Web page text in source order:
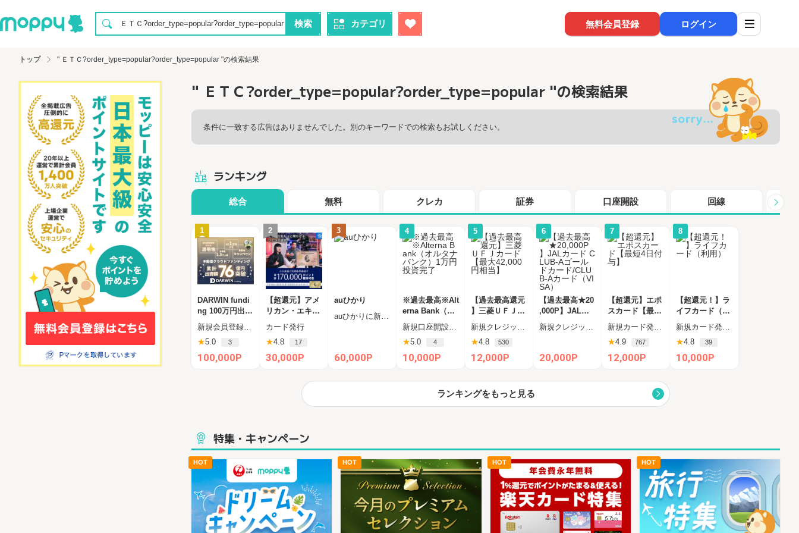
検索 カテゴリ 無料会員登録 ログイン
トップ " ＥＴＣ?order_type=popular?order_type=popular "の検索結果
" ＥＴＣ?order_type=popular?order_type=popular "の検索結果
条件に一致する広告はありませんでした。別のキーワードでの検索もお試しください。
ランキング
総合 無料 クレカ 証券 口座開設 回線
1
DARWIN fundi
ng 100万円出資
完了（ダーウィ
ンファンディン
グ）
新規会員登録後、60日以内の新規投資完了（一括100万円）
★5.0 3
100,000P
2
【超還元】アメ
リカン・エキス
プレス・ビジネ
ス・ゴールド・
カード
カード発行
★4.8 17
30,000P
3
auひかり
auひかりに新規お申し込みし、半年以内に開通完了された方
60,000P
4
※過去最高※Alt
erna Bank（オ
ルタナバンク）
1万円投資完了
新規口座開設申込後、45日以内に1万円以上の投資
★5.0 4
10,000P
5
【過去最高還元
】三菱ＵＦＪカ
ード【最大42,0
00円相当】
新規クレジットカード発行完了（カード受取必須）
★4.8 530
12,000P
6
【過去最高★20
,000P】JALカ
ード CLUB-Aゴ
ールドカード/C
VISA）
新規クレジットカード発行
20,000P
7
【超還元】エポ
スカード【最短
4日付与】
新規カード発行完了
★4.9 767
12,000P
8
【超還元！】ラ
イフカード（利
用）
新規カード発行+ショッピング利用（カード受取必須）
★4.8 39
10,000P
ランキングをもっと見る
特集・キャンペーン
HOT HOT HOT HOT